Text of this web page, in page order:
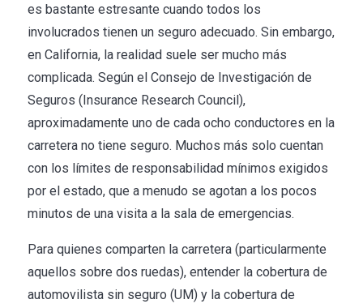
es bastante estresante cuando todos los
involucrados tienen un seguro adecuado. Sin embargo,
en California, la realidad suele ser mucho más
complicada. Según el Consejo de Investigación de
Seguros (Insurance Research Council),
aproximadamente uno de cada ocho conductores en la
carretera no tiene seguro. Muchos más solo cuentan
con los límites de responsabilidad mínimos exigidos
por el estado, que a menudo se agotan a los pocos
minutos de una visita a la sala de emergencias.
Para quienes comparten la carretera (particularmente
aquellos sobre dos ruedas), entender la cobertura de
automovilista sin seguro (UM) y la cobertura de